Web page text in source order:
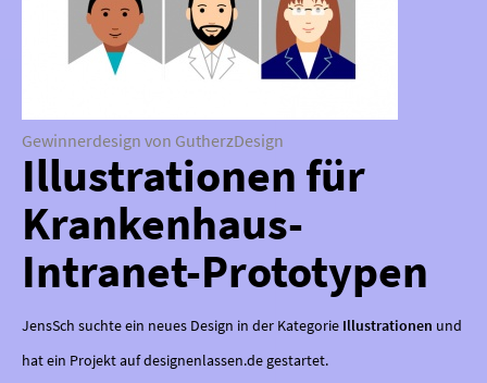
Gewinnerdesign von GutherzDesign
Illustrationen für
Krankenhaus-
Intranet-Prototypen
JensSch suchte ein neues Design in der Kategorie Illustrationen und
hat ein Projekt auf designenlassen.de gestartet.